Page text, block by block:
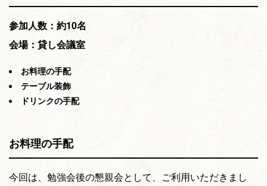
参加人数：約10名
会場：貸し会議室
お料理の手配
テーブル装飾
ドリンクの手配
お料理の手配
今回は、勉強会後の懇親会として、ご利用いただきまし